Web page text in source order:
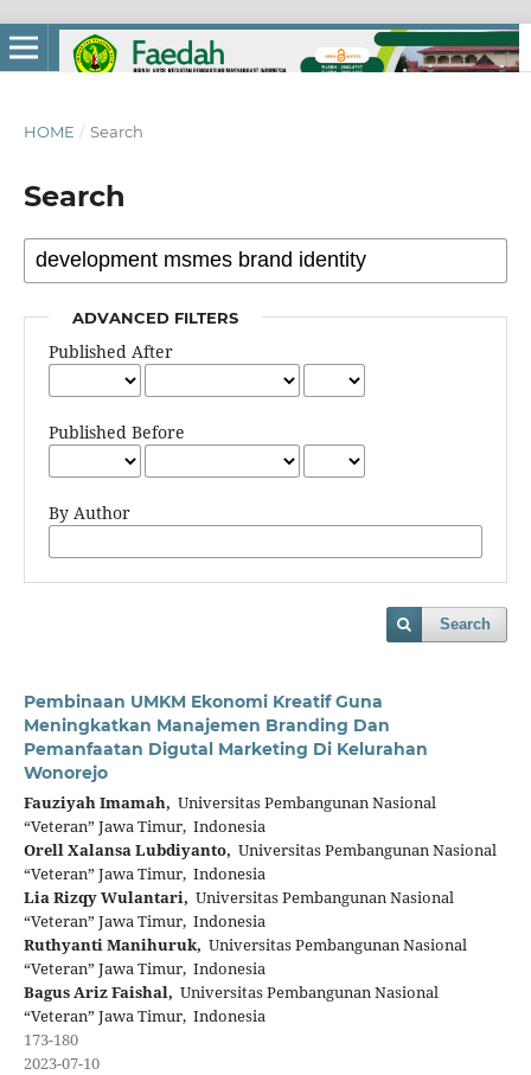
HOME / Search
Search
ADVANCED FILTERS
Published After
Published Before
By Author
Search
Pembinaan UMKM Ekonomi Kreatif Guna
Meningkatkan Manajemen Branding Dan
Pemanfaatan Digutal Marketing Di Kelurahan
Wonorejo
Fauziyah Imamah, Universitas Pembangunan Nasional
“Veteran” Jawa Timur, Indonesia
Orell Xalansa Lubdiyanto, Universitas Pembangunan Nasional
“Veteran” Jawa Timur, Indonesia
Lia Rizqy Wulantari, Universitas Pembangunan Nasional
“Veteran” Jawa Timur, Indonesia
Ruthyanti Manihuruk, Universitas Pembangunan Nasional
“Veteran” Jawa Timur, Indonesia
Bagus Ariz Faishal, Universitas Pembangunan Nasional
“Veteran” Jawa Timur, Indonesia
173-180
2023-07-10